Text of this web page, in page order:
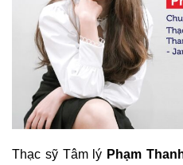
Thạc sỹ Tâm lý Phạm